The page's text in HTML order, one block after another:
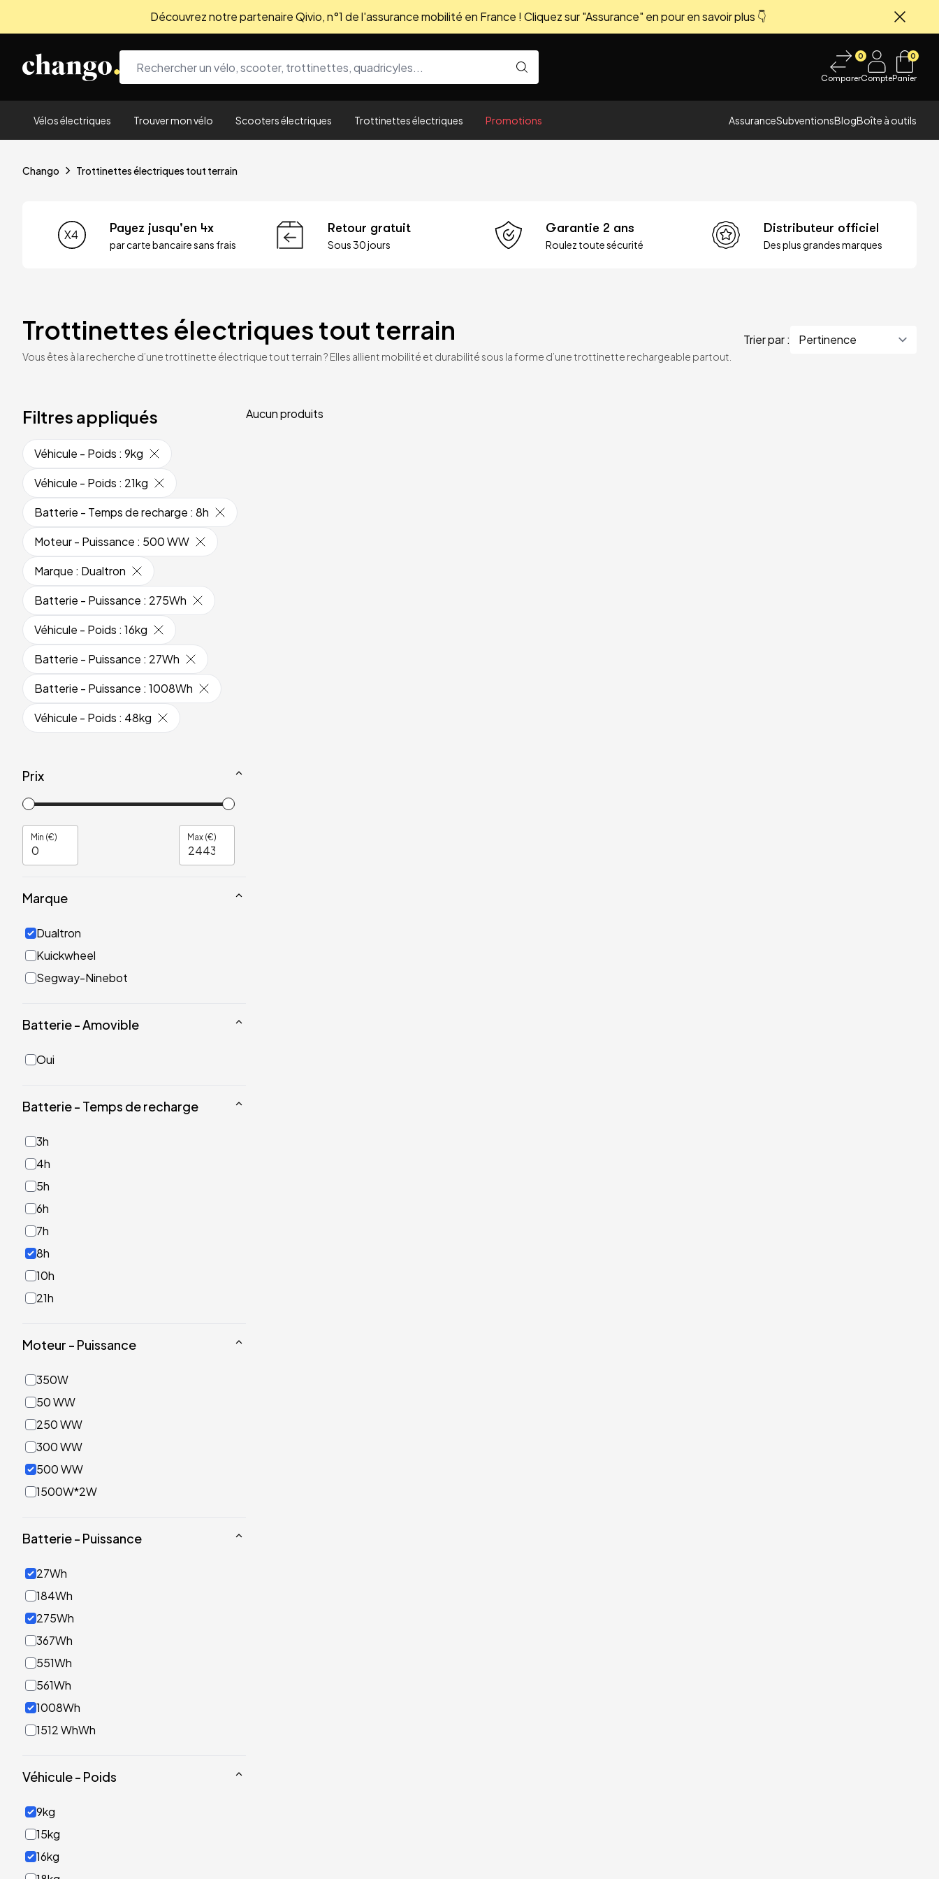
Découvrez notre partenaire Qivio, n°1 de l'assurance mobilité en France ! Cliquez sur "Assurance" en pour en savoir plus 👇
0
ComparerCompte
0
Panier
Vélos électriques Trouver mon vélo Scooters électriques Trottinettes électriques Promotions AssuranceSubventionsBlogBoîte à outils
Chango Trottinettes électriques tout terrain
Payez jusqu'en 4x
par carte bancaire sans frais
Retour gratuit
Sous 30 jours
Garantie 2 ans
Roulez toute sécurité
Distributeur officiel
Des plus grandes marques
Trottinettes électriques tout terrain
Vous êtes à la recherche d’une trottinette électrique tout terrain ? Elles allient mobilité et durabilité sous la forme d’une trottinette rechargeable partout.
Trier par :
Filtres appliqués
Véhicule - Poids : 9kg
Véhicule - Poids : 21kg
Batterie - Temps de recharge : 8h
Moteur - Puissance : 500 WW
Marque : Dualtron
Batterie - Puissance : 275Wh
Véhicule - Poids : 16kg
Batterie - Puissance : 27Wh
Batterie - Puissance : 1008Wh
Véhicule - Poids : 48kg
Prix
Min (€) Max (€)
Marque
Dualtron
Kuickwheel
Segway-Ninebot
Batterie - Amovible
Oui
Batterie - Temps de recharge
3h
4h
5h
6h
7h
8h
10h
21h
Moteur - Puissance
350W
50 WW
250 WW
300 WW
500 WW
1500W*2W
Batterie - Puissance
27Wh
184Wh
275Wh
367Wh
551Wh
561Wh
1008Wh
1512 WhWh
Véhicule - Poids
9kg
15kg
16kg
Aucun produits